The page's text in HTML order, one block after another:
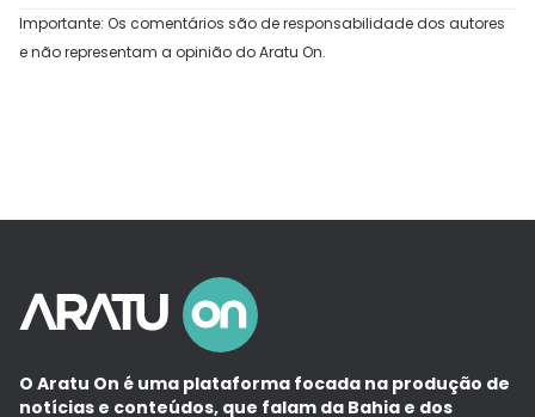
Importante: Os comentários são de responsabilidade dos autores
e não representam a opinião do Aratu On.
O Aratu On é uma plataforma focada na produção de
notícias e conteúdos, que falam da Bahia e dos